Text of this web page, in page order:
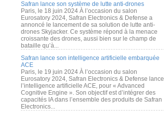
Safran lance son système de lutte anti-drones
Paris, le 18 juin 2024 À l’occasion du salon
Eurosatory 2024, Safran Electronics & Defense a
annoncé le lancement de sa solution de lutte anti-
drones Skyjacker. Ce système répond à la menace
croissante des drones, aussi bien sur le champ de
bataille qu’à...
Safran lance son intelligence artificielle embarquée
ACE
Paris, le 19 juin 2024 À l’occasion du salon
Eurosatory 2024, Safran Electronics & Defense lance
l’intelligence artificielle ACE, pour « Advanced
Cognitive Engine ». Son objectif est d’intégrer des
capacités IA dans l’ensemble des produits de Safran
Electronics...